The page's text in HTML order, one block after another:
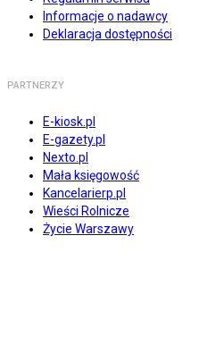
Informacje o nadawcy
Deklaracja dostępności
PARTNERZY
E-kiosk.pl
E-gazety.pl
Nexto.pl
Mała księgowość
Kancelarierp.pl
Wieści Rolnicze
Życie Warszawy